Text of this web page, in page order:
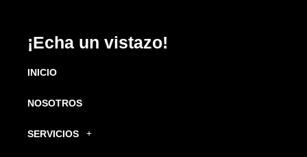
¡Echa un vistazo!
INICIO
NOSOTROS
SERVICIOS